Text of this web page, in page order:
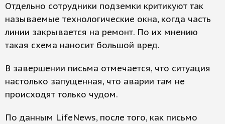
Отдельно сотрудники подземки критикуют так
называемые технологические окна, когда часть
линии закрывается на ремонт. По их мнению
такая схема наносит большой вред.
В завершении письма отмечается, что ситуация
настолько запущенная, что аварии там не
происходят только чудом.
По данным LifeNews, после того, как письмо